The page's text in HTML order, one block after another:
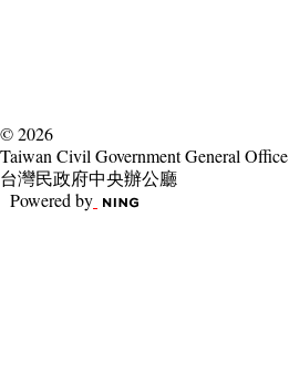
© 2026
Taiwan Civil Government General Office
台灣民政府中央辦公廳
Powered by